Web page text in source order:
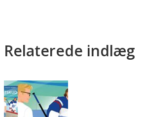
Relaterede indlæg